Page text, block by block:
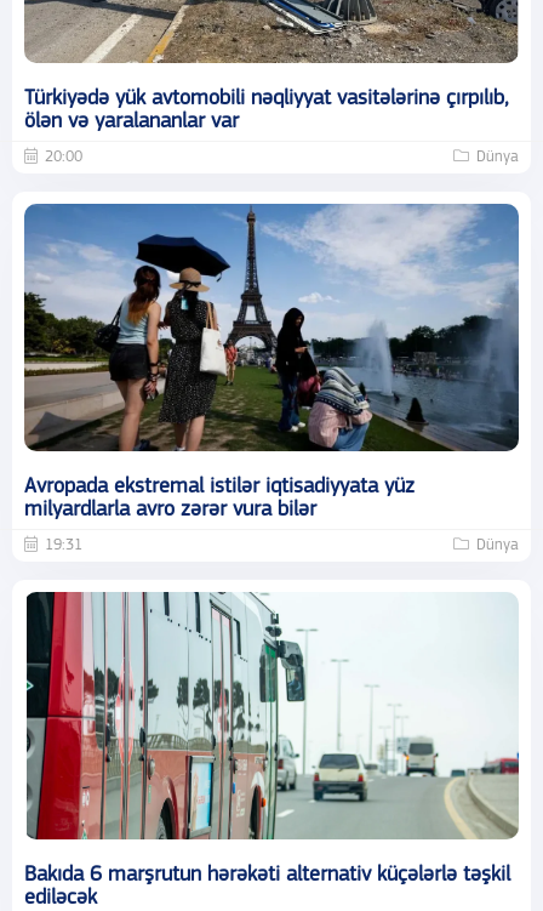
Türkiyədə yük avtomobili nəqliyyat vasitələrinə çırpılıb,
ölən və yaralananlar var
20:00 Dünya
Avropada ekstremal istilər iqtisadiyyata yüz
milyardlarla avro zərər vura bilər
19:31 Dünya
Bakıda 6 marşrutun hərəkəti alternativ küçələrlə təşkil
ediləcək